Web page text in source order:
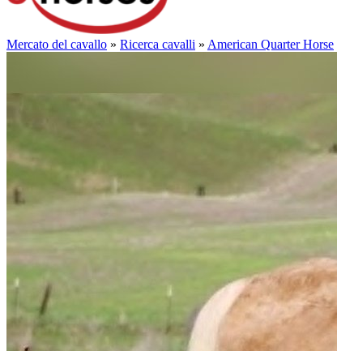
Mercato del cavallo » Ricerca cavalli » American Quarter Horse